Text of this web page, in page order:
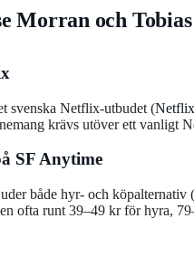
Morran och
svenska Netflix-utbudet (
krävs utöver ett vanligt
SF Anytime
både hyr‑ och köpalternativ (
ofta runt 39–49 kr för hyra,